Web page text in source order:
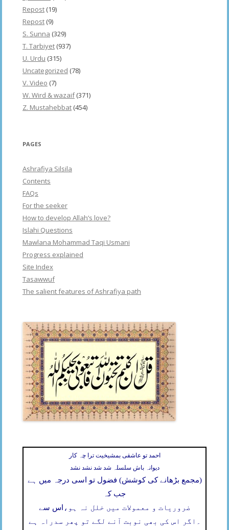
Repost (19)
Repost (9)
S. Sunna (329)
T. Tarbiyet (937)
U. Urdu (315)
Uncategorized (78)
V. Video (7)
W. Wird & wazaif(371)
Z. Mustahebbat (454)
PAGES
Ashrafiya Silsila
Contents
FAQs
For the seeker
How to develop Allah’s love?
Islahi Questions
Mawlana Mohammad Taqi Usmani
Progress explained
Site Index
Tasawwuf
The salient features of Ashrafiya path
احمد تو عاشقی بمشیخیت ترا چہ کار
دیوانہ باش سلسلہ شد شد نشد نشد
(مجمع بڑھانے کی کوشش) فضول تو اسی درجہ میں ہے
جب کہ
اس سے ضروریات و معمولات میں خلل نہ ہو،
اگر اس کی بھی نوبت آنے لگے تو پھر سدراہ ہے